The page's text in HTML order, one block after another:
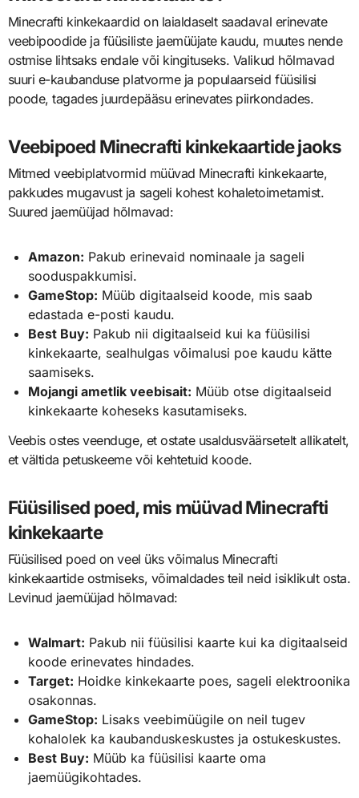
Minecrafti kinkekaardid on laialdaselt saadaval erinevate
veebipoodide ja füüsiliste jaemüüjate kaudu, muutes nende
ostmise lihtsaks endale või kingituseks. Valikud hõlmavad
suuri e-kaubanduse platvorme ja populaarseid füüsilisi
poode, tagades juurdepääsu erinevates piirkondades.
Veebipoed Minecrafti kinkekaartide jaoks
Mitmed veebiplatvormid müüvad Minecrafti kinkekaarte,
pakkudes mugavust ja sageli kohest kohaletoimetamist.
Suured jaemüüjad hõlmavad:
Amazon: Pakub erinevaid nominaale ja sageli
sooduspakkumisi.
GameStop: Müüb digitaalseid koode, mis saab
edastada e-posti kaudu.
Best Buy: Pakub nii digitaalseid kui ka füüsilisi
kinkekaarte, sealhulgas võimalusi poe kaudu kätte
saamiseks.
Mojangi ametlik veebisait: Müüb otse digitaalseid
kinkekaarte koheseks kasutamiseks.
Veebis ostes veenduge, et ostate usaldusväärsetelt allikatelt,
et vältida petuskeeme või kehtetuid koode.
Füüsilised poed, mis müüvad Minecrafti
kinkekaarte
Füüsilised poed on veel üks võimalus Minecrafti
kinkekaartide ostmiseks, võimaldades teil neid isiklikult osta.
Levinud jaemüüjad hõlmavad:
Walmart: Pakub nii füüsilisi kaarte kui ka digitaalseid
koode erinevates hindades.
Target: Hoidke kinkekaarte poes, sageli elektroonika
osakonnas.
GameStop: Lisaks veebimüügile on neil tugev
kohalolek ka kaubanduskeskustes ja ostukeskustes.
Best Buy: Müüb ka füüsilisi kaarte oma
jaemüügikohtades.